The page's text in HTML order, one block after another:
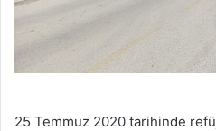
25 Temmuz 2020 tarihinde refüj